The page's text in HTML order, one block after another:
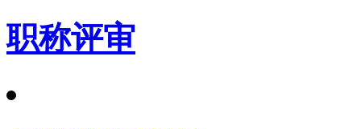
职称评审